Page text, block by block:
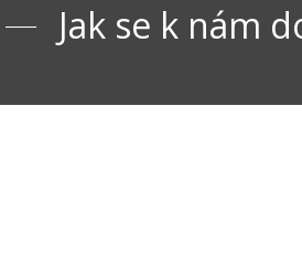
Jak se k nám